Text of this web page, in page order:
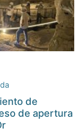
de
de apertura